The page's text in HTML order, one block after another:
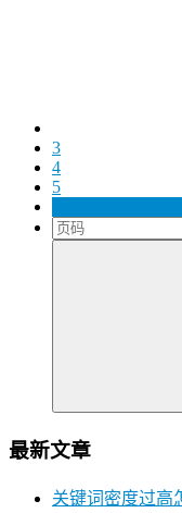
3
4
5
最新文章
关键词密度过高